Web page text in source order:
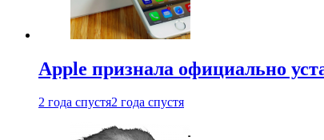
Apple признала официально
2 года спустя2 года спустя